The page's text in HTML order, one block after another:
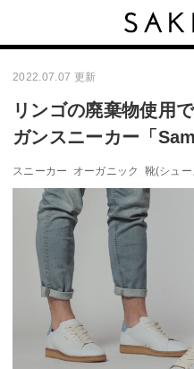
2022.07.07 更新
リンゴの廃棄物使用
ガンスニーカー「
スニーカー オーガニック 靴(シュー